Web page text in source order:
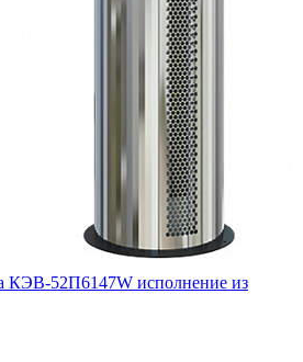
КЭВ-52П6147W исполнение из